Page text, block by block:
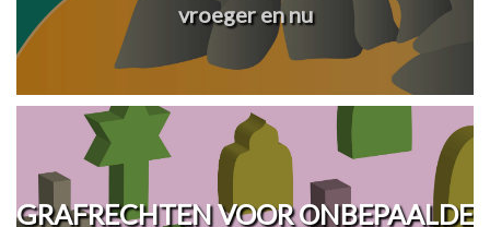
vroeger en nu
GRAFRECHTEN VOOR ONBEPAALDE